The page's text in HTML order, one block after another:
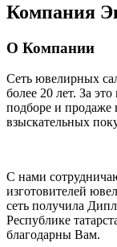
Компания
О Компании
Сеть ювелирных
более 20 лет. За
подборе и
взыскательных
С нами
изготовителей
сеть получила
Республике
благодарны Вам.